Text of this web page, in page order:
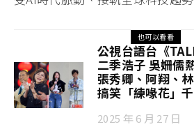
也可以看看
公視台語台《
二季浩子 吳姍儒
張秀卿、阿翔、
搞笑「練喙花」
2025 年 6 月 27 日